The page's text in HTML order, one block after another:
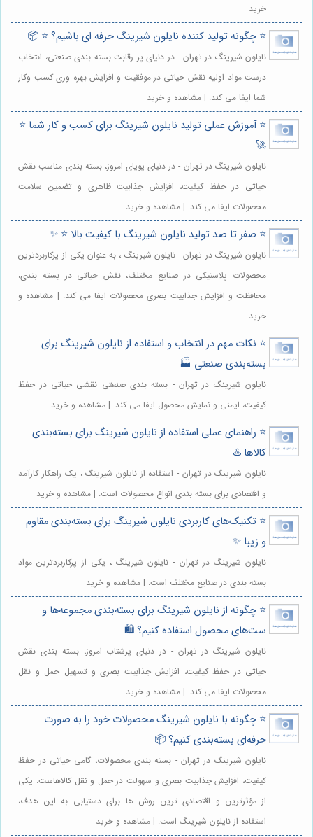
خرید
⭐️ چگونه تولید کننده نایلون شیرینگ حرفه ای باشیم؟ ⭐️ 📦
نایلون شیرینگ در تهران - در دنیای پر رقابت بسته بندی صنعتی، انتخاب
درست مواد اولیه نقش حیاتی در موفقیت و افزایش بهره وری کسب وکار
شما ایفا می کند. | مشاهده و خرید
⭐️ آموزش عملی تولید نایلون شیرینگ برای کسب و کار شما ⭐️
🚀
نایلون شیرینگ در تهران - در دنیای پویای امروز، بسته بندی مناسب نقش
حیاتی در حفظ کیفیت، افزایش جذابیت ظاهری و تضمین سلامت
محصولات ایفا می کند. | مشاهده و خرید
⭐️ صفر تا صد تولید نایلون شیرینگ با کیفیت بالا ⭐️ ✨
نایلون شیرینگ در تهران - نایلون شیرینگ ، به عنوان یکی از پرکاربردترین
محصولات پلاستیکی در صنایع مختلف، نقش حیاتی در بسته بندی،
محافظت و افزایش جذابیت بصری محصولات ایفا می کند. | مشاهده و
خرید
⭐️ نکات مهم در انتخاب و استفاده از نایلون شیرینگ برای
بسته‌بندی صنعتی 🏭
نایلون شیرینگ در تهران - بسته بندی صنعتی نقشی حیاتی در حفظ
کیفیت، ایمنی و نمایش محصول ایفا می کند. | مشاهده و خرید
⭐️ راهنمای عملی استفاده از نایلون شیرینگ برای بسته‌بندی
کالاها ♨️
نایلون شیرینگ در تهران - استفاده از نایلون شیرینگ ، یک راهکار کارآمد
و اقتصادی برای بسته بندی انواع محصولات است. | مشاهده و خرید
⭐️ تکنیک‌های کاربردی نایلون شیرینگ برای بسته‌بندی مقاوم
و زیبا ✨
نایلون شیرینگ در تهران - نایلون شیرینگ ، یکی از پرکاربردترین مواد
بسته بندی در صنایع مختلف است. | مشاهده و خرید
⭐️ چگونه از نایلون شیرینگ برای بسته‌بندی مجموعه‌ها و
ست‌های محصول استفاده کنیم؟ 🛍️
نایلون شیرینگ در تهران - در دنیای پرشتاب امروز، بسته بندی نقش
حیاتی در حفظ کیفیت، افزایش جذابیت بصری و تسهیل حمل و نقل
محصولات ایفا می کند. | مشاهده و خرید
⭐️ چگونه با نایلون شیرینگ محصولات خود را به صورت
حرفه‌ای بسته‌بندی کنیم؟ 📦
نایلون شیرینگ در تهران - بسته بندی محصولات، گامی حیاتی در حفظ
کیفیت، افزایش جذابیت بصری و سهولت در حمل و نقل کالاهاست. یکی
از مؤثرترین و اقتصادی ترین روش ها برای دستیابی به این هدف،
استفاده از نایلون شیرینگ است. | مشاهده و خرید